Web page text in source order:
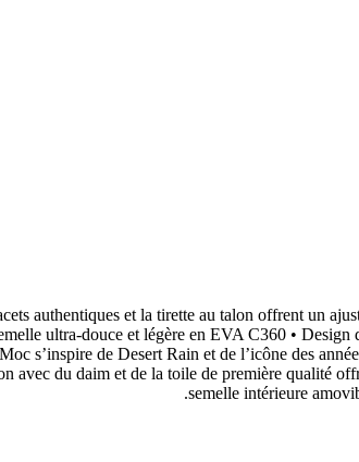
authentiques et la tirette au talon offrent un
ultra-douce et légère en EVA C360 •
s’inspire de Desert Rain et de l’icône des
du daim et de la toile de première qualité
semelle intérieure